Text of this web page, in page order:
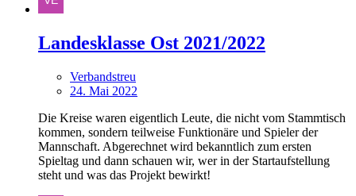
Landesklasse Ost 2021/2022
Verbandstreu
24. Mai 2022
Die Kreise waren eigentlich Leute, die nicht vom Stammtisch
kommen, sondern teilweise Funktionäre und Spieler der
Mannschaft. Abgerechnet wird bekanntlich zum ersten
Spieltag und dann schauen wir, wer in der Startaufstellung
steht und was das Projekt bewirkt!